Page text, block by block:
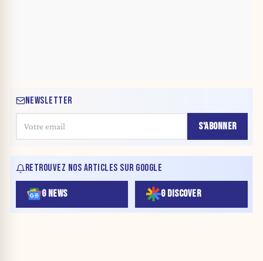
NEWSLETTER
S'ABONNER
RETROUVEZ NOS ARTICLES SUR GOOGLE
G NEWS G DISCOVER